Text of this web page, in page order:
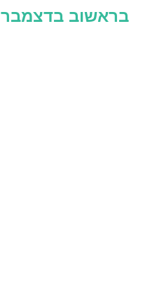
בראשוב בדצמבר